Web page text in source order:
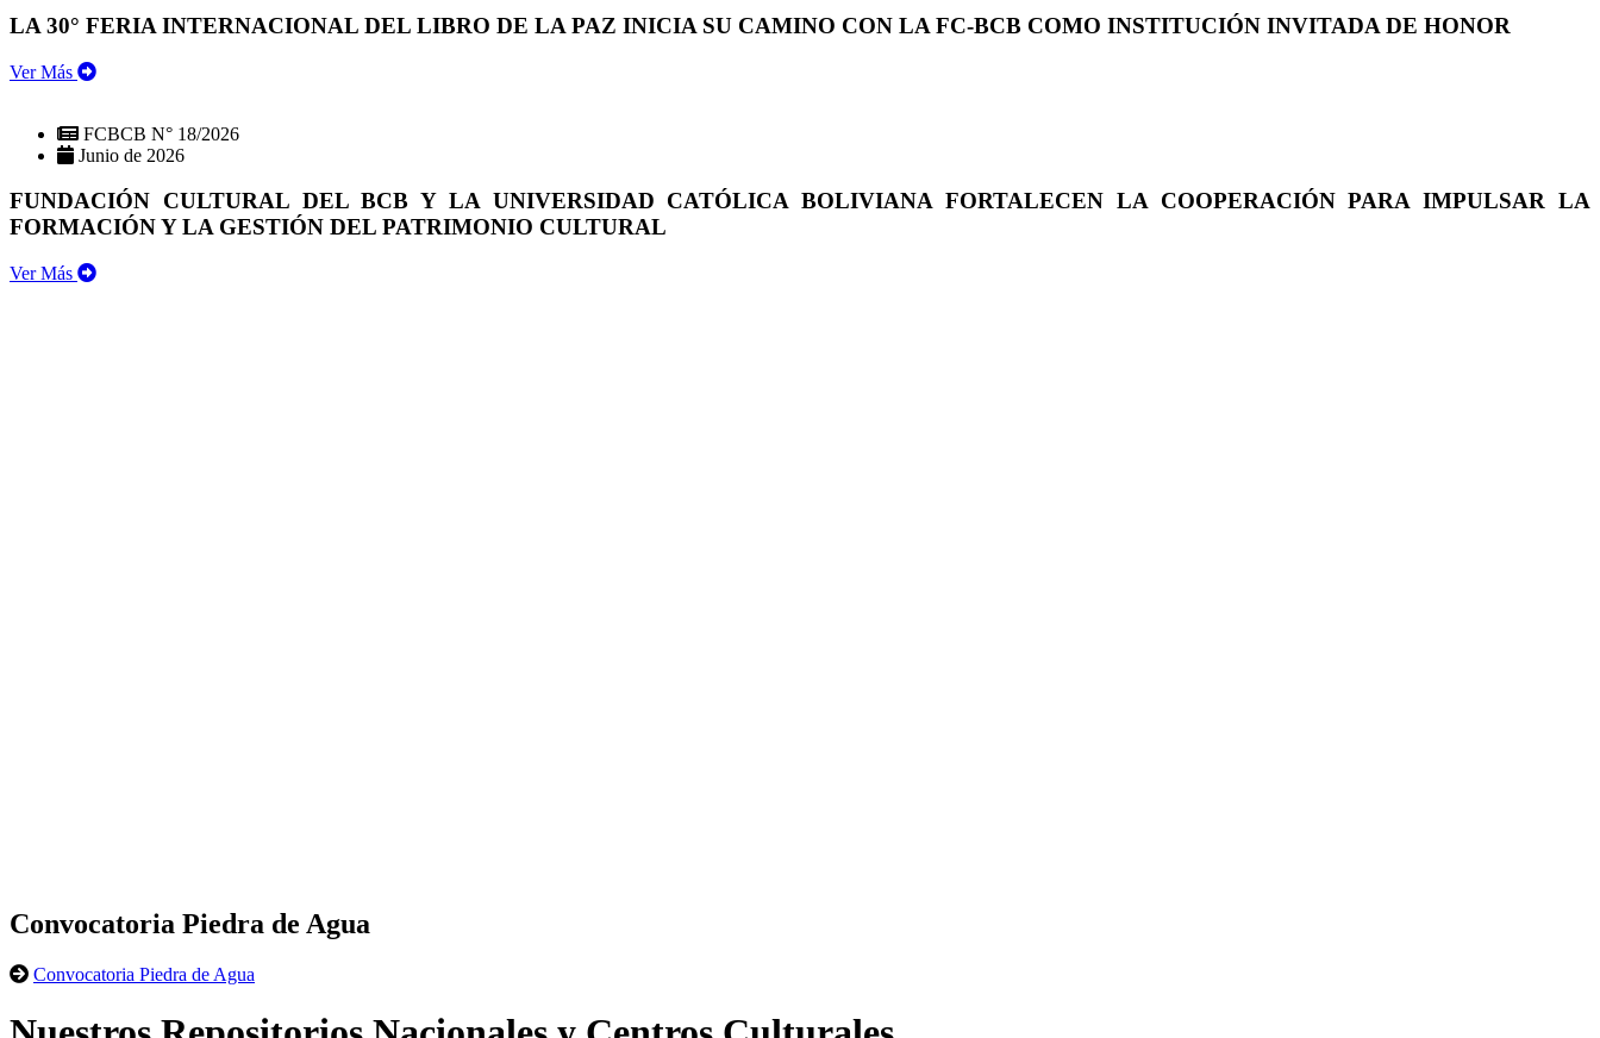
LA 30° FERIA INTERNACIONAL DEL LIBRO DE LA PAZ INICIA SU CAMINO CON LA FC-BCB COMO INSTITUCIÓN INVITADA DE HONOR
Ver Más
FCBCB N° 18/2026
Junio de 2026
FUNDACIÓN CULTURAL DEL BCB Y LA UNIVERSIDAD CATÓLICA BOLIVIANA FORTALECEN LA COOPERACIÓN PARA IMPULSAR LA
FORMACIÓN Y LA GESTIÓN DEL PATRIMONIO CULTURAL
Ver Más
Convocatoria Piedra de Agua
Convocatoria Piedra de Agua